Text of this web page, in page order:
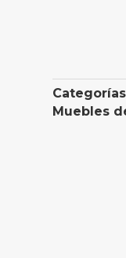
Muebles